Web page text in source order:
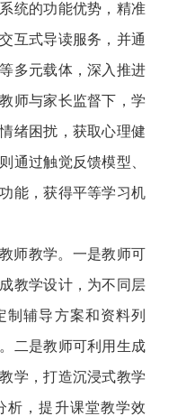
统的功能优势，精准
互式导读服务，并通
多元载体，深入推进
师与家长监督下，学
绪困扰，获取心理健
通过触觉反馈模型、
能，获得平等学习机
师教学。一是教师可
教学设计，为不同层
制辅导方案和资料列
二是教师可利用生成
学，打造沉浸式教学
析，提升课堂教学效